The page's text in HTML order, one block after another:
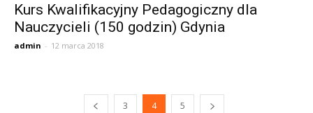
Kurs Kwalifikacyjny Pedagogiczny dla
Nauczycieli (150 godzin) Gdynia
admin - 12 marca 2018
3 4 5